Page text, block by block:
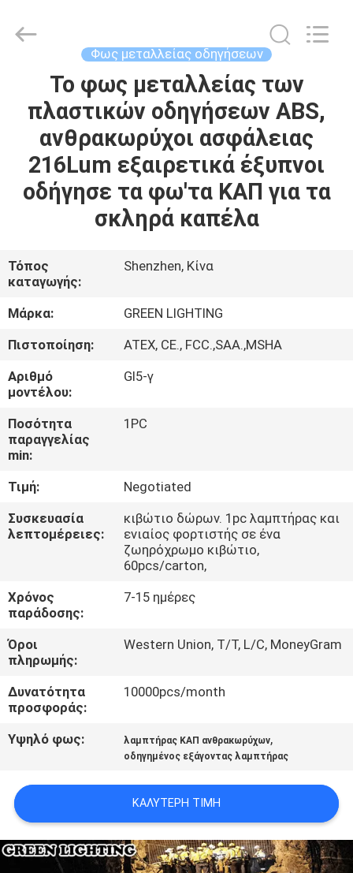
ΣΠΊΤΙ
ΠΡΟΪΌΝΤΑ
ΠΕΡΊΠΟΥ
ΕΜΕΊΣ
ΓΎΡΟΣ
ΕΡΓΟΣΤΑΣΊΩΝ
ΠΟΙΟΤΙΚΌΣ
ΈΛΕΓΧΟΣ
ΜΑΣ
ΕΛΆΤΕ
ΕΠΑΦΉ
ΜΕ
ΈΝΑ
ΑΠΌΣΠΑΣΜΑ
PRIVACY
POLICY
Rights
Reserved.
Φως μεταλλείας οδηγήσεων
Το φως μεταλλείας των
πλαστικών οδηγήσεων ABS,
ανθρακωρύχοι ασφάλειας
216Lum εξαιρετικά έξυπνοι
οδήγησε τα φω'τα ΚΑΠ για τα
σκληρά καπέλα
Τόπος
καταγωγής:
Shenzhen, Κίνα
Μάρκα:
GREEN LIGHTING
Πιστοποίηση:
ATEX, CE., FCC.,SAA.,MSHA
Αριθμό
μοντέλου:
Gl5-γ
Ποσότητα
παραγγελίας
min:
1PC
Τιμή:
Negotiated
Συσκευασία
λεπτομέρειες:
κιβώτιο δώρων. 1pc λαμπτήρας και
ενιαίος φορτιστής σε ένα
ζωηρόχρωμο κιβώτιο,
60pcs/carton,
Χρόνος
παράδοσης:
7-15 ημέρες
Όροι
πληρωμής:
Western Union, T/T, L/C, MoneyGram
Δυνατότητα
προσφοράς:
10000pcs/month
Υψηλό φως: λαμπτήρας ΚΑΠ ανθρακωρύχων,
οδηγημένος εξάγοντας λαμπτήρας
ΚΑΛΎΤΕΡΗ ΤΙΜΉ